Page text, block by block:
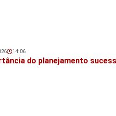
14:06
do planejamento